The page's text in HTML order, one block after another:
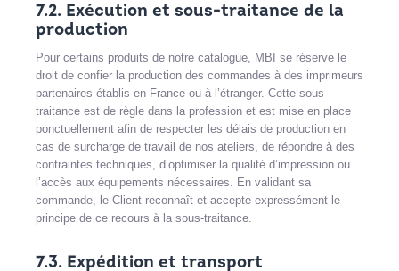
7.2. Exécution et sous-traitance de la
production
Pour certains produits de notre catalogue, MBI se réserve le
droit de confier la production des commandes à des imprimeurs
partenaires établis en France ou à l’étranger. Cette sous-
traitance est de règle dans la profession et est mise en place
ponctuellement afin de respecter les délais de production en
cas de surcharge de travail de nos ateliers, de répondre à des
contraintes techniques, d’optimiser la qualité d’impression ou
l’accès aux équipements nécessaires. En validant sa
commande, le Client reconnaît et accepte expressément le
principe de ce recours à la sous-traitance.
7.3. Expédition et transport